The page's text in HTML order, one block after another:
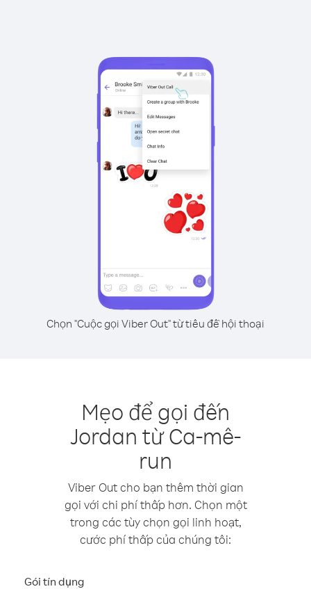
Chọn "Cuộc gọi Viber Out" từ tiêu đề hội thoại
Mẹo để gọi đến
Jordan từ Ca-mê-
run
Viber Out cho bạn thêm thời gian
gọi với chi phí thấp hơn. Chọn một
trong các tùy chọn gọi linh hoạt,
cước phí thấp của chúng tôi:
Gói tín dụng